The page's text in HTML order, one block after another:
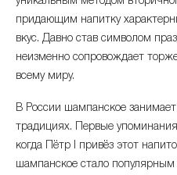
сентябрь 2025 590.71 ₽
август 2025 586.73 ₽
июль 2025
июнь 2025 582.45 ₽
май 2025 587.96 ₽
придающим напитку
вкус. Давно став символом
неизменно сопровождает
всему миру.
В России шампанское занимает
традициях. Первые упоминания
когда Пётр I привёз этот
шампанское стало популярным